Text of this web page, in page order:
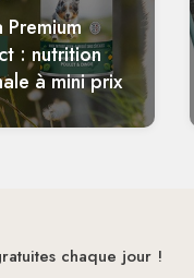
Premium
: nutrition
à mini prix
chaque jour !